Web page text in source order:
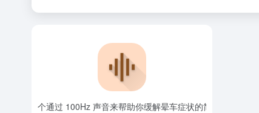
– 一个通过 100Hz 声音来帮助你缓解晕车症状的简单应用